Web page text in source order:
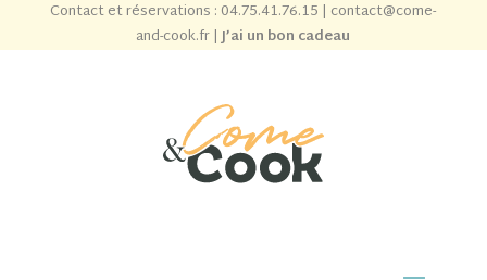
Contact et réservations : 04.75.41.76.15 | contact@come-
and-cook.fr|J’ai un bon cadeau